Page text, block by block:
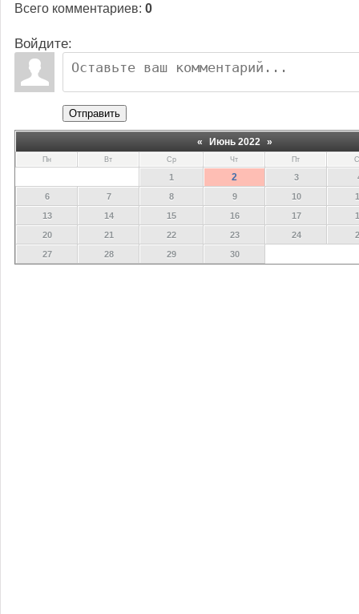
Всего комментариев: 0
Войдите:
Отправить
« Июнь 2022 »
Пн Вт Ср Чт Пт
1 2 3
6
7 8 9 10
13
14 15 16 17
20
21 22 23 24
27
28 29 30